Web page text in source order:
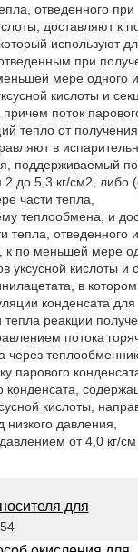
отведенного при
доставляют к
используют
при
мере одного
кислоты и
поток
тепло от получения
в
поддерживаемый
2 до 5,3 кг/см2, либо
части тепла,
теплообмена, и
тепла, отведенного
к по меньшей мере
уксусной кислоты и
в котором
конденсата для
тепла реакции
потока
через
парового
конденсата,
кислоты,
давления,
от 4,0 кг/
для